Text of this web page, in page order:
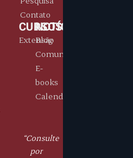
Contato
CURSOS
Extensão
NOTÍCIAS
Blog
Comunicados
E-
books
Calendário
“Consulte
por